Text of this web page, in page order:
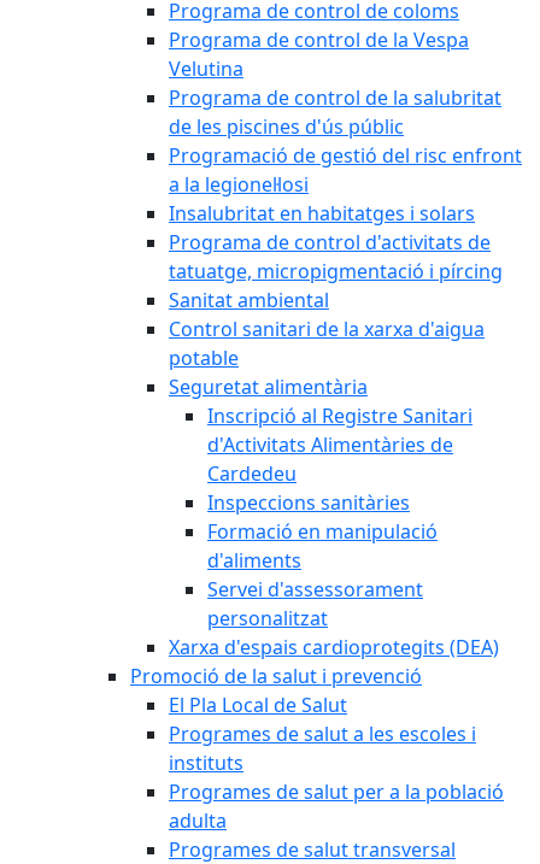
Programa de control de coloms
Programa de control de la Vespa
Velutina
Programa de control de la salubritat
de les piscines d'ús públic
Programació de gestió del risc enfront
a la legionel·losi
Insalubritat en habitatges i solars
Programa de control d'activitats de
tatuatge, micropigmentació i pírcing
Sanitat ambiental
Control sanitari de la xarxa d'aigua
potable
Seguretat alimentària
Inscripció al Registre Sanitari
d'Activitats Alimentàries de
Cardedeu
Inspeccions sanitàries
Formació en manipulació
d'aliments
Servei d'assessorament
personalitzat
Xarxa d'espais cardioprotegits (DEA)
Promoció de la salut i prevenció
El Pla Local de Salut
Programes de salut a les escoles i
instituts
Programes de salut per a la població
adulta
Programes de salut transversal